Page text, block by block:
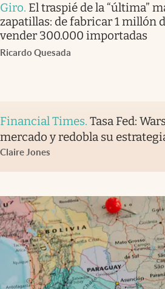
Giro. El traspié de la “última”
zapatillas: de fabricar 1 millón
vender 300.000 importadas
Ricardo Quesada
Financial Times. Tasa Fed:
mercado y redobla su
Claire Jones